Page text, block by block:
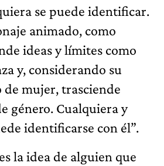
se puede identificar.
animado, como
ideas y límites como
y, considerando su
de mujer, trasciende
género. Cualquiera y
identificarse con él”.
la idea de alguien que